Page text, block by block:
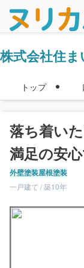
株式会社住
トップ
落ち着い
満足の安
外壁塗装屋根塗装
一戸建て / 築10年